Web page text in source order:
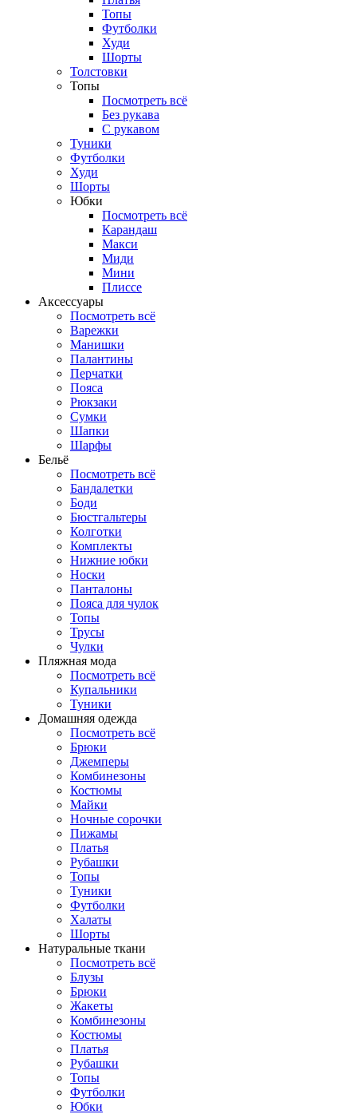
Топы
Футболки
Худи
Шорты
Толстовки
Топы
Посмотреть всё
Без рукава
С рукавом
Туники
Футболки
Худи
Шорты
Юбки
Посмотреть всё
Карандаш
Макси
Миди
Мини
Плиссе
Аксессуары
Посмотреть всё
Варежки
Манишки
Палантины
Перчатки
Пояса
Рюкзаки
Сумки
Шапки
Шарфы
Бельё
Посмотреть всё
Бандалетки
Боди
Бюстгальтеры
Колготки
Комплекты
Нижние юбки
Носки
Панталоны
Поясa для чулок
Топы
Трусы
Чулки
Пляжная мода
Посмотреть всё
Купальники
Туники
Домашняя одежда
Посмотреть всё
Брюки
Джемперы
Комбинезоны
Костюмы
Майки
Ночные сорочки
Пижамы
Платья
Рубашки
Топы
Туники
Футболки
Халаты
Шорты
Натуральные ткани
Посмотреть всё
Блузы
Брюки
Жакеты
Комбинезоны
Костюмы
Платья
Рубашки
Топы
Футболки
Юбки